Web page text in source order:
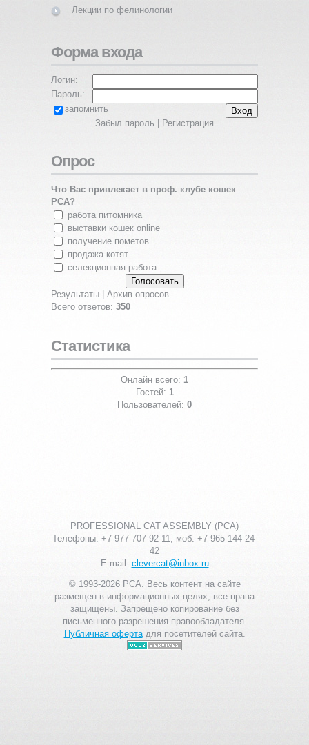
Лекции по фелинологии
Форма входа
Логин:
Пароль:
запомнить
Забыл пароль | Регистрация
Опрос
Что Вас привлекает в проф. клубе кошек
PCA?
работа питомника
выставки кошек online
получение пометов
продажа котят
селекционная работа
Результаты
Архив опросов
Всего ответов: 350
Статистика
Онлайн всего: 1
Гостей: 1
Пользователей: 0
PROFESSIONAL CAT ASSEMBLY (PCA)
Телефоны: +7 977-707-92-11, моб. +7 965-144-24-
42
E-mail: clevercat@inbox.ru
© 1993-2026 PCA. Весь контент на сайте
размещен в информационных целях, все права
защищены. Запрещено копирование без
письменного разрешения правообладателя.
Публичная офертадля посетителей сайта.